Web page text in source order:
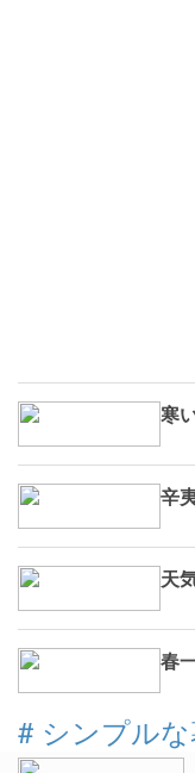
寒
辛
天
春
# シンプル